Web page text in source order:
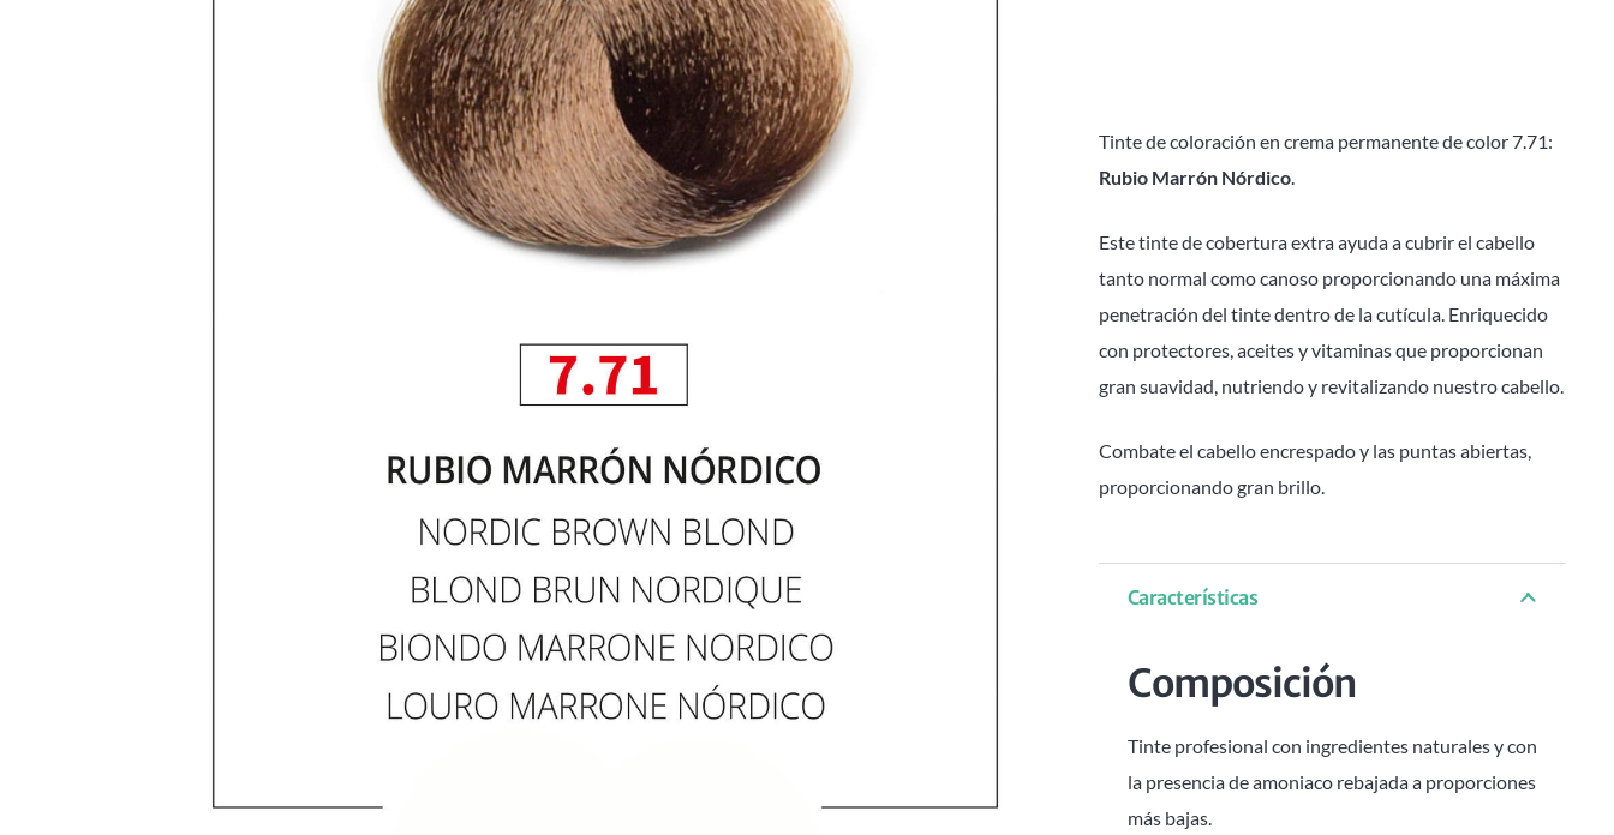
cantidad
Tinte de coloración en crema permanente de color 7.71:
Rubio Marrón Nórdico.
Este tinte de cobertura extra ayuda a cubrir el cabello
tanto normal como canoso proporcionando una máxima
penetración del tinte dentro de la cutícula. Enriquecido
con protectores, aceites y vitaminas que proporcionan
gran suavidad, nutriendo y revitalizando nuestro cabello.
Combate el cabello encrespado y las puntas abiertas,
proporcionando gran brillo.
Características
Composición
Tinte profesional con ingredientes naturales y con
la presencia de amoniaco rebajada a proporciones
más bajas.